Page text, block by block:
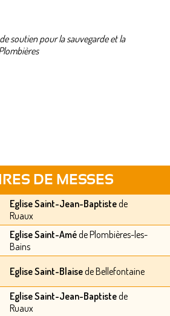
soutien pour la sauvegarde et la
DE MESSES
Eglise Saint-Jean-Baptistede
Ruaux
Eglise Saint-Améde Plombières-les-
Bains
Eglise Saint-Blaisede Bellefontaine
Eglise Saint-Jean-Baptistede
Ruaux